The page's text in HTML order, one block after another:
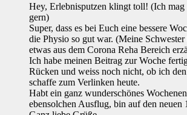
Hey, Erlebnisputzen klingt toll! (Ich mag
gern)
Super, dass es bei Euch eine bessere
die Physio so gut war. (Meine Schwester
etwas aus dem Corona Reha Bereich
Ich habe meinen Beitrag zur Woche
Rücken und weiss noch nicht, ob ich
schaffe zum Verlinken heute.
Habt ein ganz wunderschönes
ebensolchen Ausflug, bin auf den neuen